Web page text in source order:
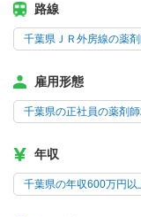
路線
千葉県ＪＲ外房線の薬
雇用形態
千葉県の正社員の薬剤師
年収
千葉県の年収600万円以